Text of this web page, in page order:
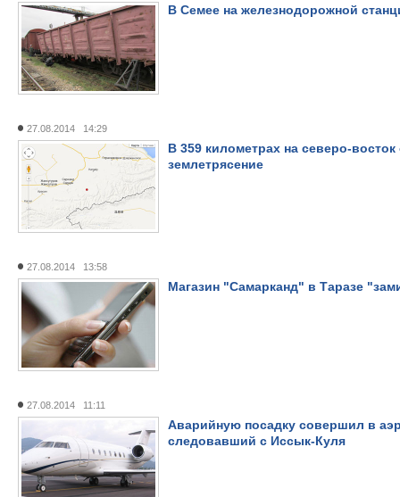
В Семее на железнодорожной
27.08.2014 14:29
В 359 километрах на северо-
землетрясение
27.08.2014 13:58
Магазин "Самарканд" в Таразе
27.08.2014 11:11
Аварийную посадку совершил в
следовавший с Иссык-Куля